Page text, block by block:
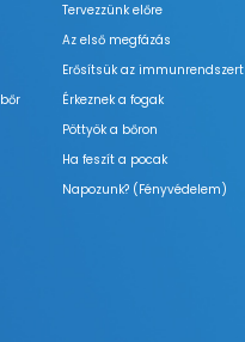
Tervezzünk előre
Az első megfázás
Erősítsük az immunrendszert
Érkeznek a fogak
Pöttyök a bőron
Ha feszít a pocak
Napozunk? (Fényvédelem)